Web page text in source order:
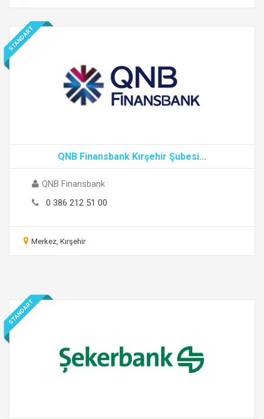
STANDART
QNB Finansbank Kırşehir Şubesi...
QNB Finansbank
0 386 212 51 00
Merkez, Kırşehir
STANDART